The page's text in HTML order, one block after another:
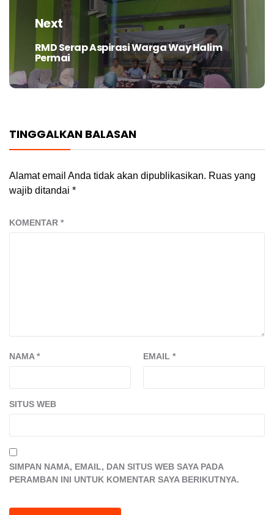
Next
Next
post:
RMD Serap Aspirasi Warga Way Halim
Permai
TINGGALKAN BALASAN
Alamat email Anda tidak akan dipublikasikan. Ruas yang
wajib ditandai *
KOMENTAR *
NAMA* EMAIL *
SITUS WEB
SIMPAN NAMA, EMAIL, DAN SITUS WEB SAYA PADA
PERAMBAN INI UNTUK KOMENTAR SAYA BERIKUTNYA.